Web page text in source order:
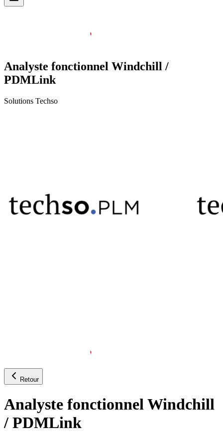
Analyste fonctionnel Windchill /
PDMLink
Solutions Techso
Retour
Analyste fonctionnel Windchill
/ PDMLink